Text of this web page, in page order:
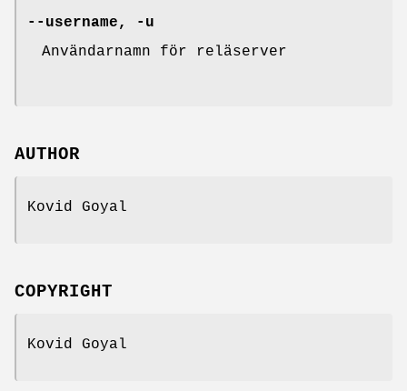
--username, -u
Användarnamn för reläserver
AUTHOR
Kovid Goyal
COPYRIGHT
Kovid Goyal